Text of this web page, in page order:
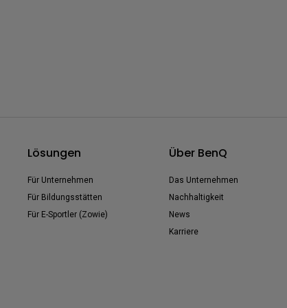
Lösungen
Für Unternehmen
Für Bildungsstätten
Für E-Sportler (Zowie)
Über BenQ
Das Unternehmen
Nachhaltigkeit
News
Karriere